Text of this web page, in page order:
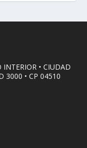
• CIUDAD
3000 • CP 04510